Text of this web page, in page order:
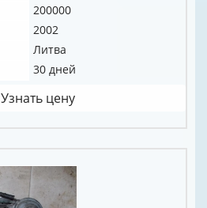
200000
2002
Литва
30 дней
Узнать цену